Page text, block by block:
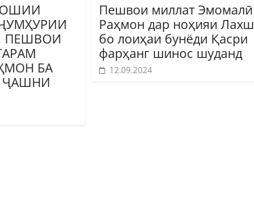
ПЕШВОИ
БА
ҶАШНИ
Пешвои миллат Эмомалӣ
Раҳмон дар ноҳияи Лахш
бо лоиҳаи бунёди Қасри
фарҳанг шинос шуданд
12.09.2024